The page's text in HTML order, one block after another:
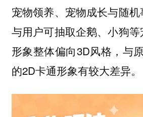
宠物领养、宠物成长与随
与用户可抽取企鹅、小狗
形象整体偏向3D风格，与
的2D卡通形象有较大差异。